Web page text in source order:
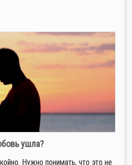
ушла?
Нужно понимать, что это не